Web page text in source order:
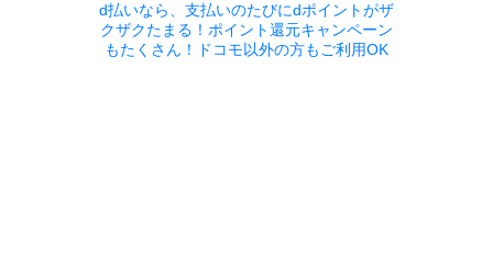
d払いなら、支払いのたびにdポイントがザ
クザクたまる！ポイント還元キャンペーン
もたくさん！ドコモ以外の方もご利用OK